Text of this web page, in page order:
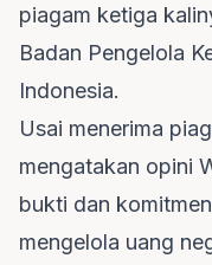
piagam ketiga
Badan Pengelola
Indonesia.
Usai menerima
mengatakan opini
bukti dan
mengelola uang